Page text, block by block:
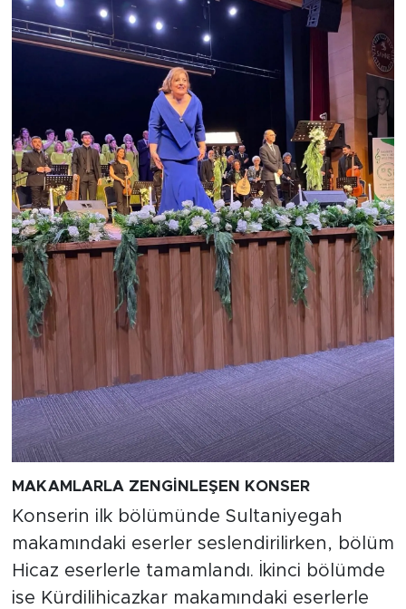
MAKAMLARLA ZENGİNLEŞEN KONSER
Konserin ilk bölümünde Sultaniyegah
makamındaki eserler seslendirilirken, bölüm
Hicaz eserlerle tamamlandı. İkinci bölümde
ise Kürdilihicazkar makamındaki eserlerle